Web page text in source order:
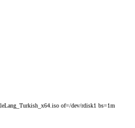
of=/dev/rdisk1 bs=1m